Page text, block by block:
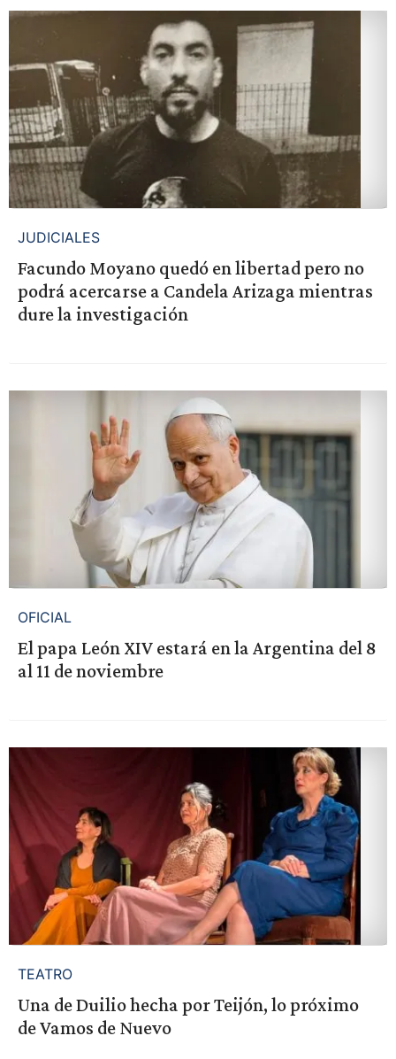
JUDICIALES
Facundo Moyano quedó en libertad pero no
podrá acercarse a Candela Arizaga mientras
dure la investigación
OFICIAL
El papa León XIV estará en la Argentina del 8
al 11 de noviembre
TEATRO
Una de Duilio hecha por Teijón, lo próximo
de Vamos de Nuevo